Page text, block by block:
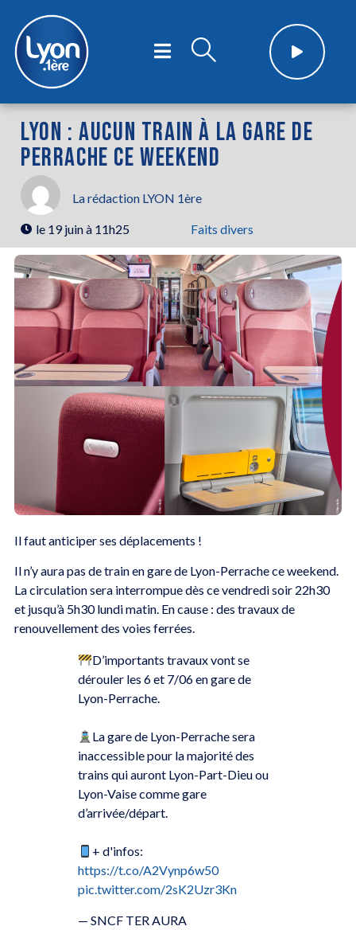
LYON : AUCUN TRAIN À LA GARE DE
PERRACHE CE WEEKEND
La rédaction LYON 1ère
le 19 juin à 11h25 Faits divers
Il faut anticiper ses déplacements !
Il n’y aura pas de train en gare de Lyon-Perrache ce weekend.
La circulation sera interrompue dès ce vendredi soir 22h30
et jusqu’à 5h30 lundi matin. En cause : des travaux de
renouvellement des voies ferrées.
D’importants travaux vont se
dérouler les 6 et 7/06 en gare de
Lyon-Perrache.
La gare de Lyon-Perrache sera
inaccessible pour la majorité des
trains qui auront Lyon-Part-Dieu ou
Lyon-Vaise comme gare
d’arrivée/départ.
+ d'infos:
https://t.co/A2Vynp6w50
pic.twitter.com/2sK2Uzr3Kn
— SNCF TER AURA